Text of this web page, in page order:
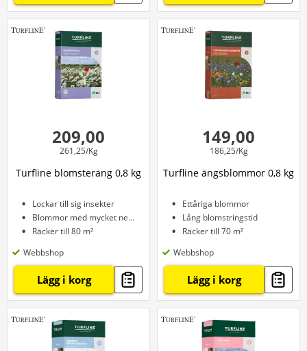
209,00
261,25/Kg
Turfline blomsteräng 0,8 kg
Lockar till sig insekter
Blommor med mycket nektar
Räcker till 80 m²
Webbshop
Lägg i korg
149,00
186,25/Kg
Turfline ängsblommor 0,8 kg
Ettåriga blommor
Lång blomstringstid
Räcker till 70 m²
Webbshop
Lägg i korg